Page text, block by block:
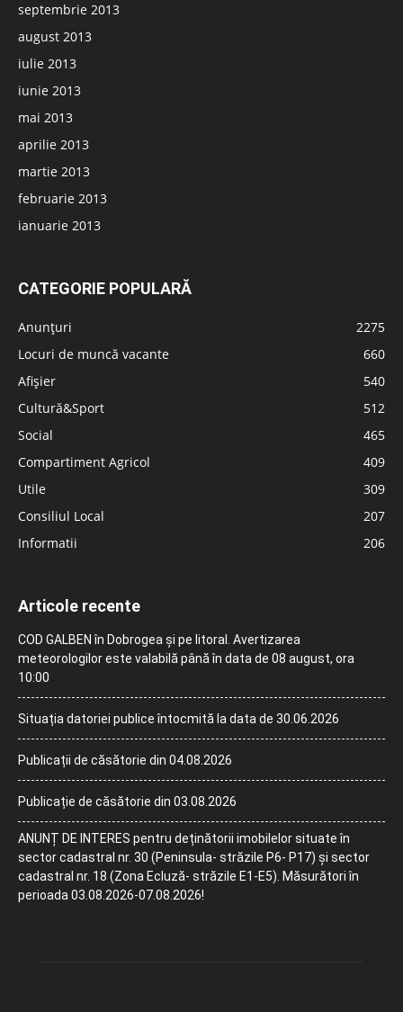
septembrie 2013
august 2013
iulie 2013
iunie 2013
mai 2013
aprilie 2013
martie 2013
februarie 2013
ianuarie 2013
CATEGORIE POPULARĂ
Anunțuri
2275
Locuri de muncă vacante
660
Afișier
540
Cultură&Sport
512
Social
465
Compartiment Agricol
409
Utile
309
Consiliul Local
207
Informatii
206
Articole recente
COD GALBEN în Dobrogea și pe litoral. Avertizarea
meteorologilor este valabilă până în data de 08 august, ora
10:00
Situația datoriei publice întocmită la data de 30.06.2026
Publicații de căsătorie din 04.08.2026
Publicație de căsătorie din 03.08.2026
ANUNȚ DE INTERES pentru deținătorii imobilelor situate în
sector cadastral nr. 30 (Peninsula- străzile P6- P17) și sector
cadastral nr. 18 (Zona Ecluză- străzile E1-E5). Măsurători în
perioada 03.08.2026-07.08.2026!